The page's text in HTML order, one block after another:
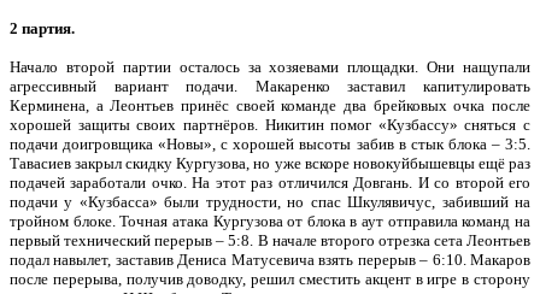
2 партия.
Начало второй партии осталось за хозяевами площадки. Они нащупали
агрессивный вариант подачи. Макаренко заставил капитулировать
Керминена, а Леонтьев принёс своей команде два брейковых очка после
хорошей защиты своих партнёров. Никитин помог «Кузбассу» сняться с
подачи доигровщика «Новы», с хорошей высоты забив в стык блока – 3:5.
Тавасиев закрыл скидку Кургузова, но уже вскоре новокуйбышевцы ещё раз
подачей заработали очко. На этот раз отличился Довгань. И со второй его
подачи у «Кузбасса» были трудности, но спас Шкулявичус, забивший на
тройном блоке. Точная атака Кургузова от блока в аут отправила команд на
первый технический перерыв – 5:8. В начале второго отрезка сета Леонтьев
подал навылет, заставив Дениса Матусевича взять перерыв – 6:10. Макаров
после перерыва, получив доводку, решил сместить акцент в игре в сторону